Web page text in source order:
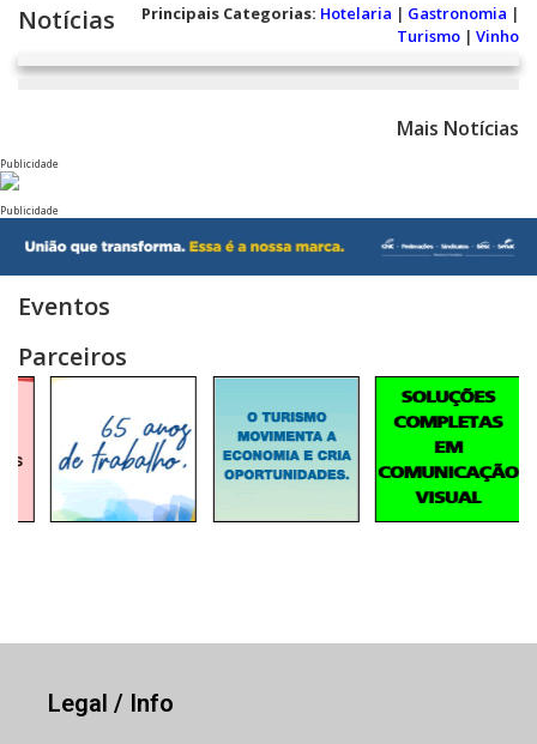
Notícias Principais Categorias: Hotelaria | Gastronomia |
Turismo | Vinho
Mais Notícias
Publicidade
Publicidade
Eventos
Parceiros
Legal / Info